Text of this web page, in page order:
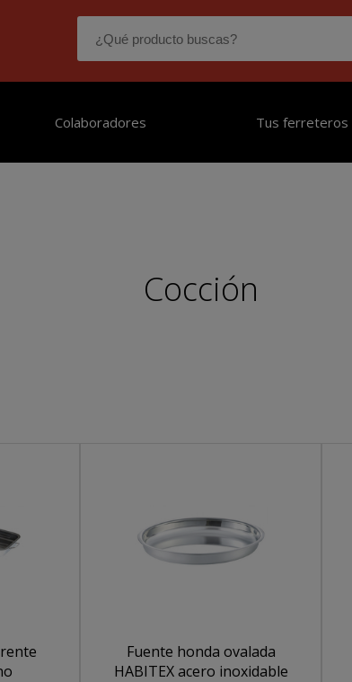
Colaboradores Tus ferreteros
Cocción
Fuente honda ovalada
HABITEX acero inoxidable